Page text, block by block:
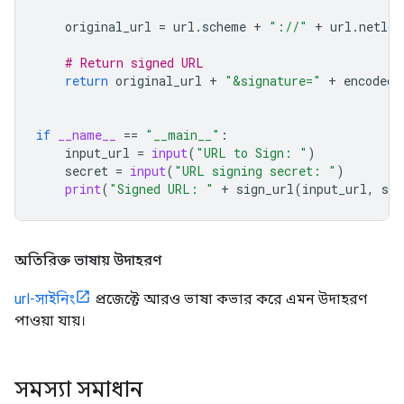
original_url = url . scheme + "://" + url .netloc
# Return signed URL
return original_url + "&signature=" +
if __name__ == "__main__" :
input_url = input( "URL to Sign: " )
secret = input( "URL signing secret: " )
print( "Signed URL: " + sign_url(input_url,
অতিরিক্ত ভাষায় উদাহরণ
url-সাইনিং
প্রজেক্টে আরও ভাষা কভার করে এমন উদাহরণ
পাওয়া যায়।
সমস্যা সমাধান